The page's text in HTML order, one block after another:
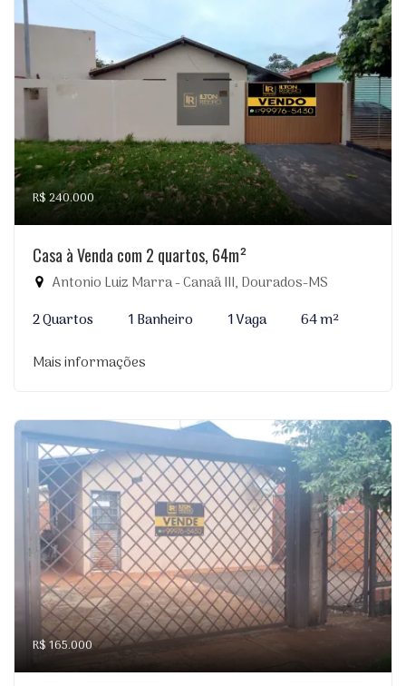
R$ 240.000
Casa à Venda com 2 quartos, 64m²
Antonio Luiz Marra - Canaã III, Dourados-MS
2 Quartos
1 Banheiro 1 Vaga
64 m²
Mais informações
R$ 165.000